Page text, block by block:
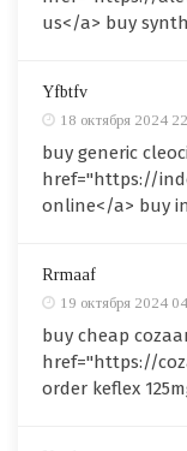
us</a> buy
Yfbtfv
18 октября 2024
buy generic
href="https://
online</a> buy
Rrmaaf
19 октября 2024
buy cheap
href="https://
order keflex